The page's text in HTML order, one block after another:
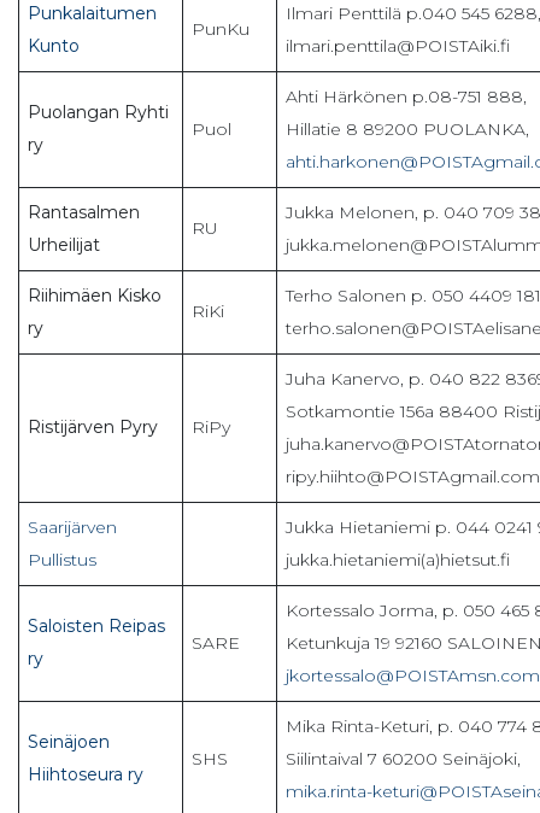
Punkalaitumen
Kunto
PunKu
Ilmari Penttilä p.040 545 6288,
ilmari.penttila@POISTAiki.fi
Puolangan Ryhti
ry
Puol
Ahti Härkönen p.08-751 888,
Hillatie 8 89200 PUOLANKA,
Rantasalmen
Urheilijat
RU
Jukka Melonen, p. 040 709
Riihimäen Kisko
ry
RiKi
Terho Salonen p. 050 4409
Ristijärven Pyry RiPy
Juha Kanervo, p. 040 822
Sotkamontie 156a 88400
ripy.hiihto@POISTAgmail.com
Saarijärven
Pullistus
Jukka Hietaniemi p. 044 0241
jukka.hietaniemi(a)hietsut.fi
Saloisten Reipas
ry
SARE
Kortessalo Jorma, p. 050 465
Ketunkuja 19 92160
jkortessalo@POISTAmsn.com
Seinäjoen
Hiihtoseura ry
SHS
Mika Rinta-Keturi, p. 040 774
Siilintaival 7 60200 Seinäjoki,
mika.rinta-